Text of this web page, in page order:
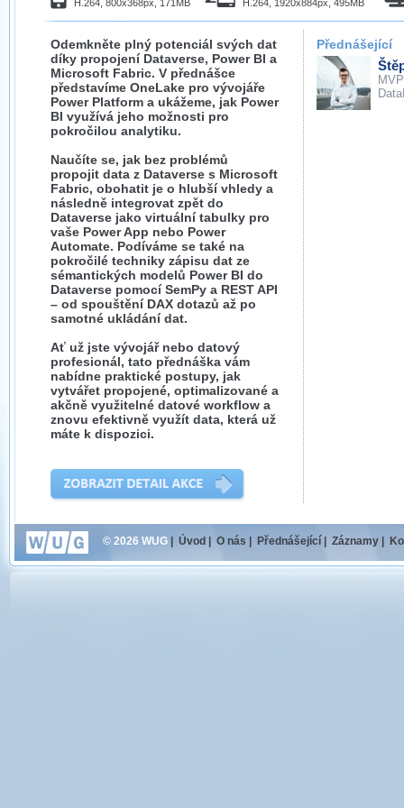
H.264, 800x368px, 171MB H.264, 1920x884px, 495MB
Odemkněte plný potenciál svých dat
díky propojení Dataverse, Power BI a
Microsoft Fabric. V přednášce
představíme OneLake pro vývojáře
Power Platform a ukážeme, jak Power
BI využívá jeho možnosti pro
pokročilou analytiku.
Naučíte se, jak bez problémů
propojit data z Dataverse s Microsoft
Fabric, obohatit je o hlubší vhledy a
následně integrovat zpět do
Dataverse jako virtuální tabulky pro
vaše Power App nebo Power
Automate. Podíváme se také na
pokročilé techniky zápisu dat ze
sémantických modelů Power BI do
Dataverse pomocí SemPy a REST API
– od spouštění DAX dotazů až po
samotné ukládání dat.
Ať už jste vývojář nebo datový
profesionál, tato přednáška vám
nabídne praktické postupy, jak
vytvářet propojené, optimalizované a
akčně využitelné datové workflow a
znovu efektivně využít data, která už
máte k dispozici.
Přednášející
MVP
© 2026 WUG Úvod O nás Přednášející Záznamy